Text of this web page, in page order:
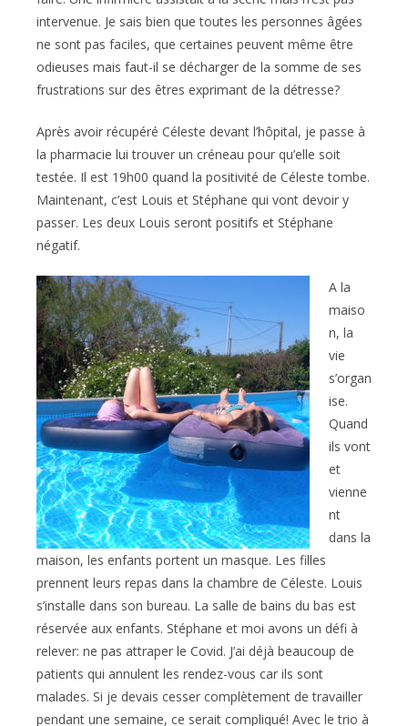
intervenue. Je sais bien que toutes les personnes âgées
ne sont pas faciles, que certaines peuvent même être
odieuses mais faut-il se décharger de la somme de ses
frustrations sur des êtres exprimant de la détresse?
Après avoir récupéré Céleste devant l’hôpital, je passe à
la pharmacie lui trouver un créneau pour qu’elle soit
testée. Il est 19h00 quand la positivité de Céleste tombe.
Maintenant, c’est Louis et Stéphane qui vont devoir y
passer. Les deux Louis seront positifs et Stéphane
négatif.
A la
maiso
n, la
vie
s’organ
ise.
Quand
ils vont
et
vienne
nt
dans la
maison, les enfants portent un masque. Les filles
prennent leurs repas dans la chambre de Céleste. Louis
s’installe dans son bureau. La salle de bains du bas est
réservée aux enfants. Stéphane et moi avons un défi à
relever: ne pas attraper le Covid. J’ai déjà beaucoup de
patients qui annulent les rendez-vous car ils sont
malades. Si je devais cesser complètement de travailler
pendant une semaine, ce serait compliqué! Avec le trio à